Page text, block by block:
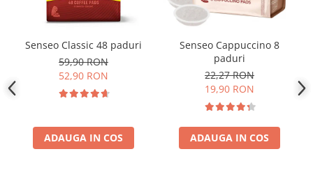
Senseo Classic 48 paduri
59,90 RON
52,90 RON
ADAUGA IN COS
Senseo Cappuccino 8
paduri
22,27 RON
19,90 RON
ADAUGA IN COS